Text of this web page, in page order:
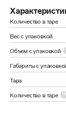
Количество в таре
Вес с упаковкой
Объем с упаковкой
Габариты с
Тара
Количество в таре